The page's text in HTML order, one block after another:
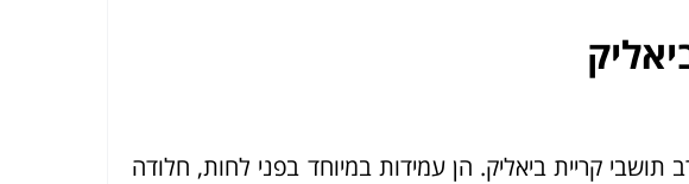
תושבי קריית ביאליק. הן עמידות במיוחד בפני לחות, חלודה